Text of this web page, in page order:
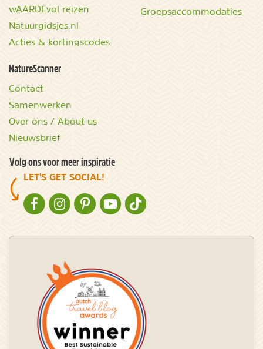
wAARDEvol reizen
Natuurgidsjes.nl
Acties & kortingscodes
Groepsaccommodaties
NatureScanner
Contact
Samenwerken
Over ons / About us
Nieuwsbrief
Volg ons voor meer inspiratie
LET'S GET SOCIAL!
NATURESCANNER OP FACEBOOK
NATURESCANNER OP INSTAGRAM
NATURESCANNER OP PINTEREST
NATURESCANNER OP YOUTUBE
NATURESCANNER OP TIKTOK